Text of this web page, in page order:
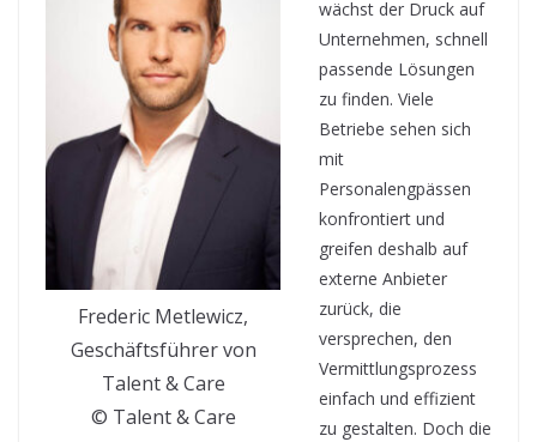
Frederic Metlewicz,
Geschäftsführer von
Talent & Care
© Talent & Care
wächst der Druck auf
Unternehmen, schnell
passende Lösungen
zu finden. Viele
Betriebe sehen sich
mit
Personalengpässen
konfrontiert und
greifen deshalb auf
externe Anbieter
zurück, die
versprechen, den
Vermittlungsprozess
einfach und effizient
zu gestalten. Doch die